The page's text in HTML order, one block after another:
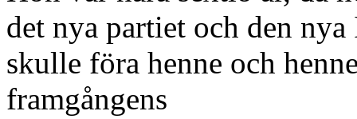
det nya partiet och den
skulle föra henne och
framgångens